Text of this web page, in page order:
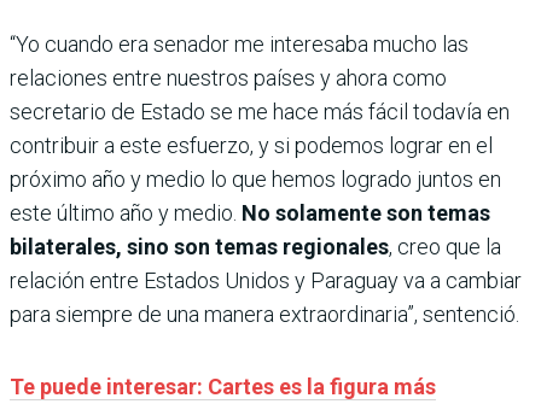
“Yo cuando era senador me interesaba mucho las
relaciones entre nuestros países y ahora como
secretario de Estado se me hace más fácil todavía en
contribuir a este esfuerzo, y si podemos lograr en el
próximo año y medio lo que hemos logrado juntos en
este último año y medio. No solamente son temas
bilaterales, sino son temas regionales, creo que la
relación entre Estados Unidos y Paraguay va a cambiar
para siempre de una manera extraordinaria”, sentenció.
Te puede interesar: Cartes es la figura más